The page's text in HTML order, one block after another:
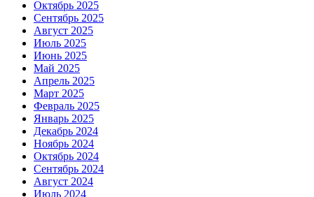
Октябрь 2025
Сентябрь 2025
Август 2025
Июль 2025
Июнь 2025
Май 2025
Апрель 2025
Март 2025
Февраль 2025
Январь 2025
Декабрь 2024
Ноябрь 2024
Октябрь 2024
Сентябрь 2024
Август 2024
Июль 2024